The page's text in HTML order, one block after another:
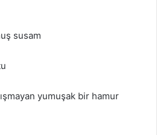
susam
yumuşak bir hamur